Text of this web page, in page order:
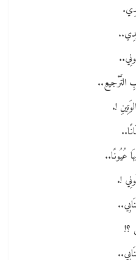
التَّرْجيعِ..
!.
عُيُونًا..
!.
؟!